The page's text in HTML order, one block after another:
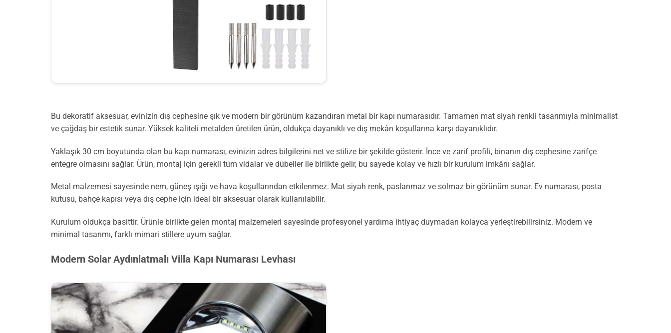
Bu dekoratif aksesuar, evinizin dış cephesine şık ve modern bir görünüm kazandıran metal bir kapı numarasıdır. Tamamen mat siyah renkli tasarımıyla minimalist
ve çağdaş bir estetik sunar. Yüksek kaliteli metalden üretilen ürün, oldukça dayanıklı ve dış mekân koşullarına karşı dayanıklıdır.
Yaklaşık 30 cm boyutunda olan bu kapı numarası, evinizin adres bilgilerini net ve stilize bir şekilde gösterir. İnce ve zarif profili, binanın dış cephesine zarifçe
entegre olmasını sağlar. Ürün, montaj için gerekli tüm vidalar ve dübeller ile birlikte gelir, bu sayede kolay ve hızlı bir kurulum imkânı sağlar.
Metal malzemesi sayesinde nem, güneş ışığı ve hava koşullarından etkilenmez. Mat siyah renk, paslanmaz ve solmaz bir görünüm sunar. Ev numarası, posta
kutusu, bahçe kapısı veya dış cephe için ideal bir aksesuar olarak kullanılabilir.
Kurulum oldukça basittir. Ürünle birlikte gelen montaj malzemeleri sayesinde profesyonel yardıma ihtiyaç duymadan kolayca yerleştirebilirsiniz. Modern ve
minimal tasarımı, farklı mimari stillere uyum sağlar.
Modern Solar Aydınlatmalı Villa Kapı Numarası Levhası